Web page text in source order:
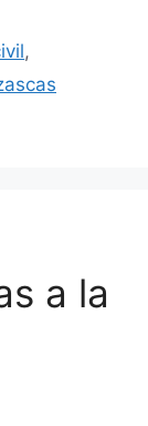
,
a la